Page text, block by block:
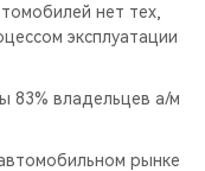
нет тех,
эксплуатации
83% владельцев а/м
рынке